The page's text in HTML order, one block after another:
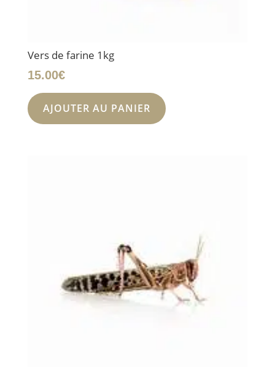
Vers de farine 1kg
15.00€
AJOUTER AU PANIER